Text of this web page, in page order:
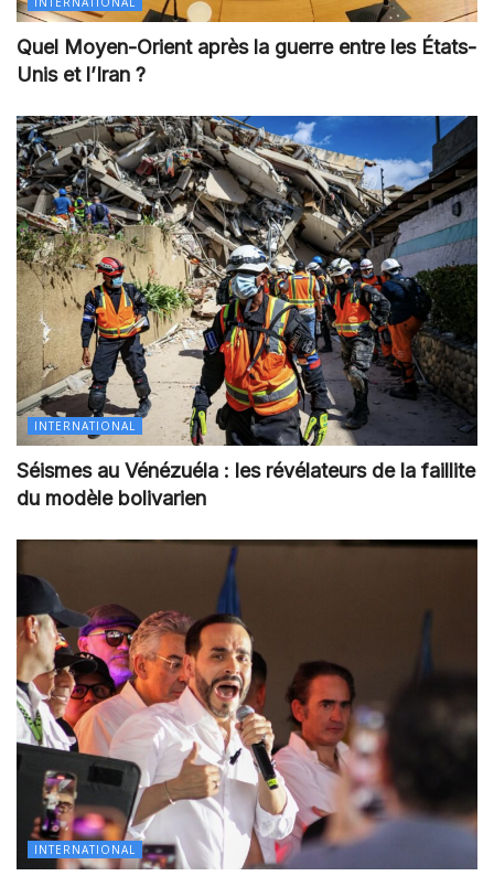
Quel Moyen-Orient après la guerre entre les États-
Unis et l’Iran ?
INTERNATIONAL
Séismes au Vénézuéla : les révélateurs de la faillite
du modèle bolivarien
INTERNATIONAL